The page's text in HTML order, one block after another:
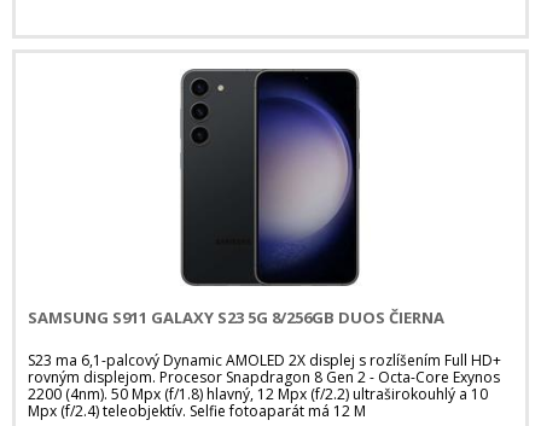
SAMSUNG S911 GALAXY S23 5G 8/256GB DUOS ČIERNA
S23 ma 6,1-palcový Dynamic AMOLED 2X displej s rozlíšením Full HD+
rovným displejom. Procesor Snapdragon 8 Gen 2 - Octa-Core Exynos
2200 (4nm). 50 Mpx (f/1.8) hlavný, 12 Mpx (f/2.2) ultraširokouhlý a 10
Mpx (f/2.4) teleobjektív. Selfie fotoaparát má 12 M